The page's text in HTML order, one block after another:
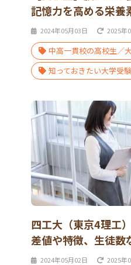
記憶力を高める栄養
2024年05月03日 2025年
中高一貫校の高校生／
知っておきたい大学受
四工大（東京4理工
差値や特徴、生徒
2024年05月02日 2025年